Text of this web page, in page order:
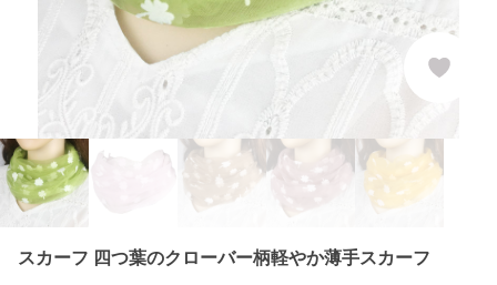
スカーフ 四つ葉のクローバー柄軽やか薄手スカーフ